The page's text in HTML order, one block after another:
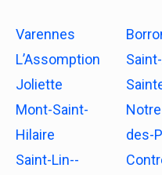
Varennes
L’Assomption
Joliette
Mont-Saint-
Hilaire
Saint-Lin--
des-